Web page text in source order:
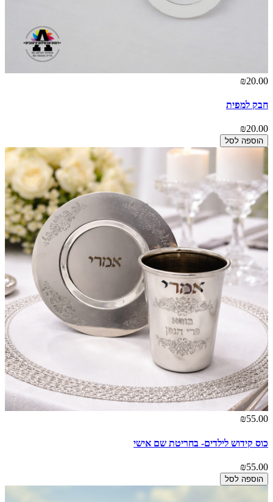
₪20.00
חבק למפית
₪20.00
הוספה לסל
₪55.00
כוס קידוש לילדים- בחריטת שם אישי
₪55.00
הוספה לסל